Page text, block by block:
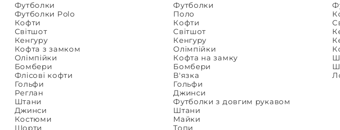
Футболки
Футболки Polo
Кофти
Світшот
Кенгуру
Кофта з замком
Олімпійки
Бомбери
Флісові кофти
Гольфи
Реглан
Штани
Джинси
Костюми
Шорти
Футболки
Поло
Кофти
Світшот
Кенгуру
Олімпійки
Кофта на замку
Бомбери
В'язка
Гольфи
Джинси
Футболки з довгим рукавом
Штани
Майки
Топи